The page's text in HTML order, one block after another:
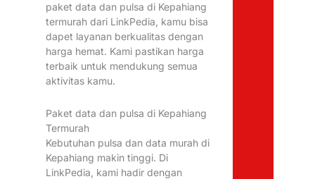
paket data dan pulsa di Kepahiang
termurah dari LinkPedia, kamu bisa
dapet layanan berkualitas dengan
harga hemat. Kami pastikan harga
terbaik untuk mendukung semua
aktivitas kamu.
Paket data dan pulsa di Kepahiang
Termurah
Kebutuhan pulsa dan data murah di
Kepahiang makin tinggi. Di
LinkPedia, kami hadir dengan